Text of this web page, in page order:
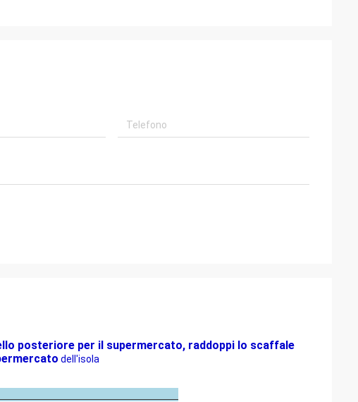
posteriore per il supermercato, raddoppi lo scaffale
dell'isola